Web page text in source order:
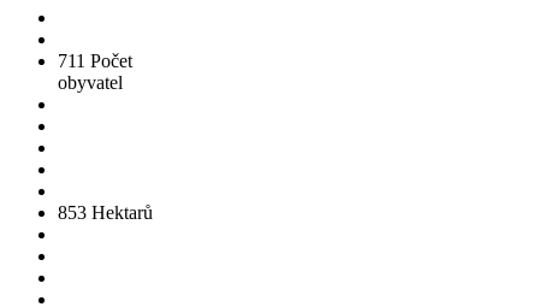
711 Počet
obyvatel
853 Hektarů